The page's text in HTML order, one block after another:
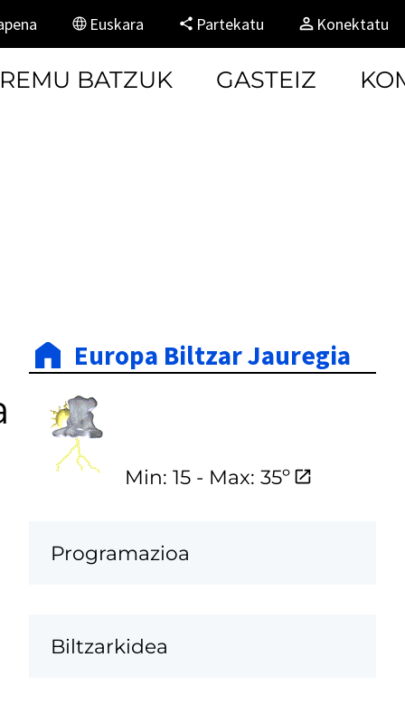
Euskara Partekatu Konektatu
BATZUK GASTEIZ
Europa Biltzar Jauregia
Min: 15 - Max: 35º
Programazioa
Biltzarkidea